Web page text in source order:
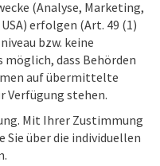
der Anfrage und für
gespeichert. Diese Daten
(Analyse, Marketing,
erfolgen (Art. 49 (1)
bzw. keine
möglich, dass Behörden
auf übermittelte
Verfügung stehen.
Mit Ihrer Zustimmung
Sie über die individuellen